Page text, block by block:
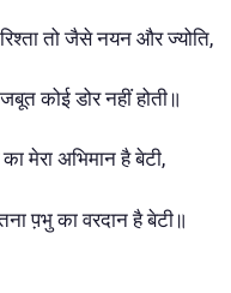
तो जैसे नयन और ज्योति,
कोई डोर नहीं होती॥
मेरा अभिमान है बेटी,
प़भु का वरदान है बेटी॥